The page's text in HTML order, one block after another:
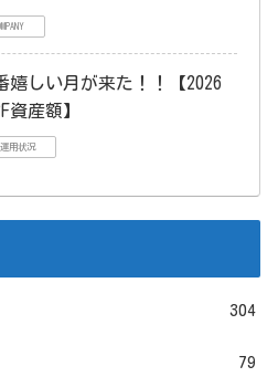
嬉しい月が来た！！【2026
資産額】
用状況
304
79